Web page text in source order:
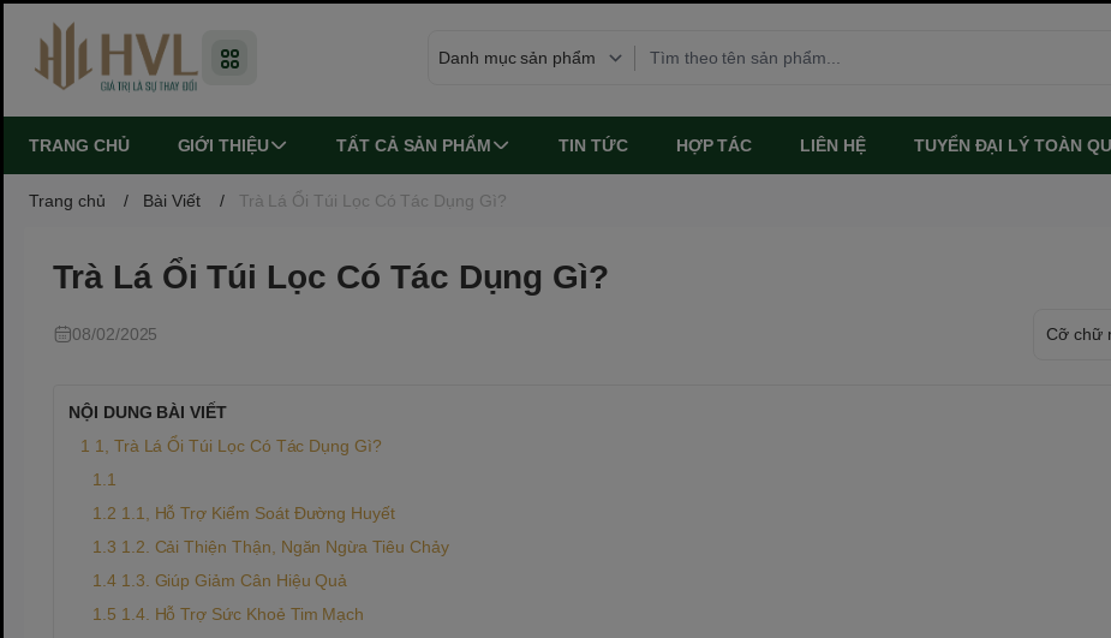
TRANG CHỦ GIỚI THIỆU TẤT CẢ SẢN PHẨM TIN TỨC HỢP TÁC LIÊN HỆ TUYỂN ĐẠI LÝ TOÀN
Trang chủ / Bài Viết / Trà Lá Ổi Túi Lọc Có Tác Dụng Gì?
Trà Lá Ổi Túi Lọc Có Tác Dụng Gì?
08/02/2025
NỘI DUNG BÀI VIẾT
1, Trà Lá Ổi Túi Lọc Có Tác Dụng Gì?
1.1, Hỗ Trợ Kiểm Soát Đường Huyết
1.2. Cải Thiện Thận, Ngăn Ngừa Tiêu Chảy
1.3. Giúp Giảm Cân Hiệu Quả
1.4. Hỗ Trợ Sức Khoẻ Tim Mạch